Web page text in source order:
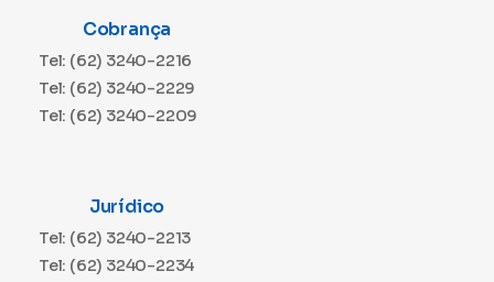
Cobrança
Tel: (62) 3240-2216
Tel: (62) 3240-2229
Tel: (62) 3240-2209
Jurídico
Tel: (62) 3240-2213
Tel: (62) 3240-2234